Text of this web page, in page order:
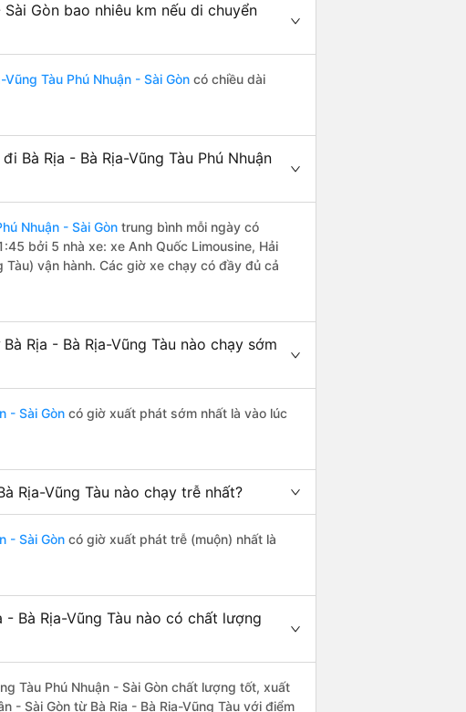
Gòn bao nhiêu km nếu di chuyển
Tàu Phú Nhuận - Sài Gòn có chiều dài
Bà Rịa - Bà Rịa-Vũng Tàu Phú Nhuận
Nhuận - Sài Gòn trung bình mỗi ngày có
bởi 5 nhà xe: xe Anh Quốc Limousine, Hải
Tàu) vận hành. Các giờ xe chạy có đầy đủ cả
Rịa - Bà Rịa-Vũng Tàu nào chạy sớm
- Sài Gòn có giờ xuất phát sớm nhất là vào lúc
Rịa-Vũng Tàu nào chạy trễ nhất?
- Sài Gòn có giờ xuất phát trễ (muộn) nhất là
Bà Rịa-Vũng Tàu nào có chất lượng
Tàu Phú Nhuận - Sài Gòn chất lượng tốt, xuất
- Sài Gòn từ Bà Rịa - Bà Rịa-Vũng Tàu với điểm